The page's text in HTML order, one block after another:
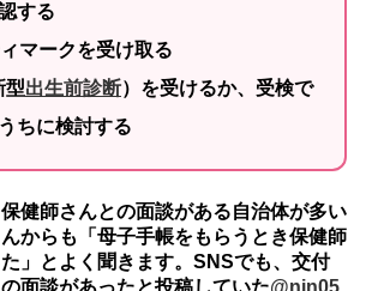
する
マークを受け取る
型出生前診断）を受けるか、受検で
ちに検討する
健師さんとの面談がある自治体が多い
からも「母子手帳をもらうとき保健師
」とよく聞きます。SNSでも、交付